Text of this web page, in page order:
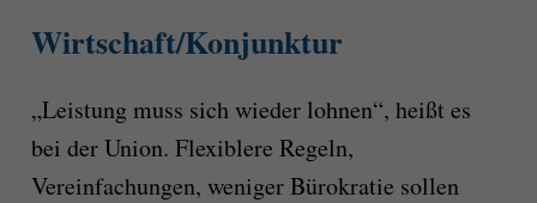
Wirtschaft/Konjunktur
„Leistung muss sich wieder lohnen“, heißt es
bei der Union. Flexiblere Regeln,
Vereinfachungen, weniger Bürokratie sollen